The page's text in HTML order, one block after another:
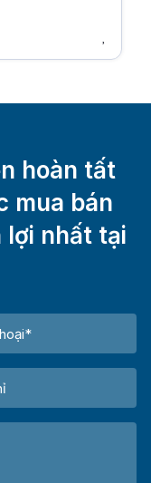
hoàn tất
mua bán
lợi nhất tại